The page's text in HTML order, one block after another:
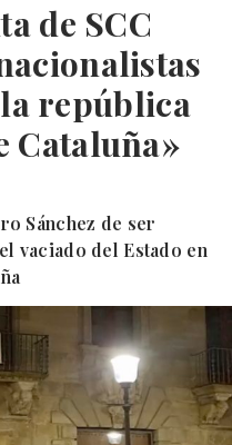
de SCC
república
Cataluña»
Sánchez de ser
vaciado del Estado en